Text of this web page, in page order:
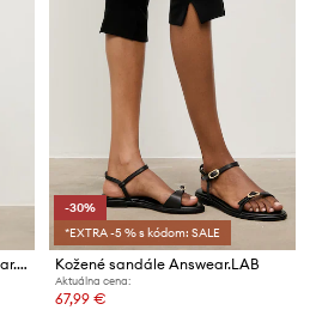
Dámske kožené šľapky Answear.LAB z kolekcie Unscripted
-30%
*EXTRA -5 % s kódom: SALE
Kožené sandále Answear.LAB
Aktuálna cena:
67,99 €